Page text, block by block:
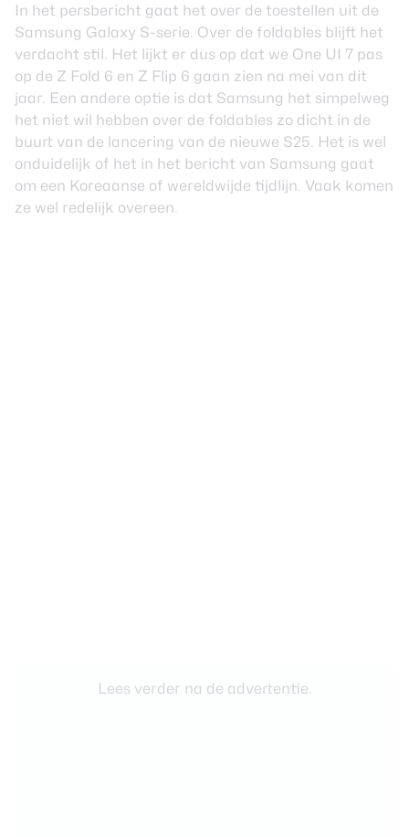
In het persbericht gaat het over de toestellen uit de
Samsung Galaxy S-serie. Over de foldables blijft het
verdacht stil. Het lijkt er dus op dat we One UI 7 pas
op de Z Fold 6 en Z Flip 6 gaan zien na mei van dit
jaar. Een andere optie is dat Samsung het simpelweg
het niet wil hebben over de foldables zo dicht in de
buurt van de lancering van de nieuwe S25. Het is wel
onduidelijk of het in het bericht van Samsung gaat
om een Koreaanse of wereldwijde tijdlijn. Vaak komen
ze wel redelijk overeen.
Lees verder na de advertentie.